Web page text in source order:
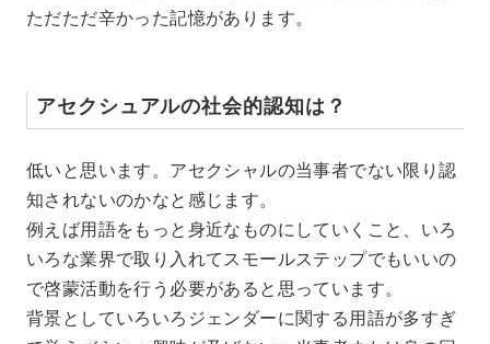
ただただ辛かった記憶があります。
アセクシュアルの社会的認知は？
低いと思います。アセクシャルの当事者でない限り認
知されないのかなと感じます。
例えば用語をもっと身近なものにしていくこと、いろ
いろな業界で取り入れてスモールステップでもいいの
で啓蒙活動を行う必要があると思っています。
背景としていろいろジェンダーに関する用語が多すぎ